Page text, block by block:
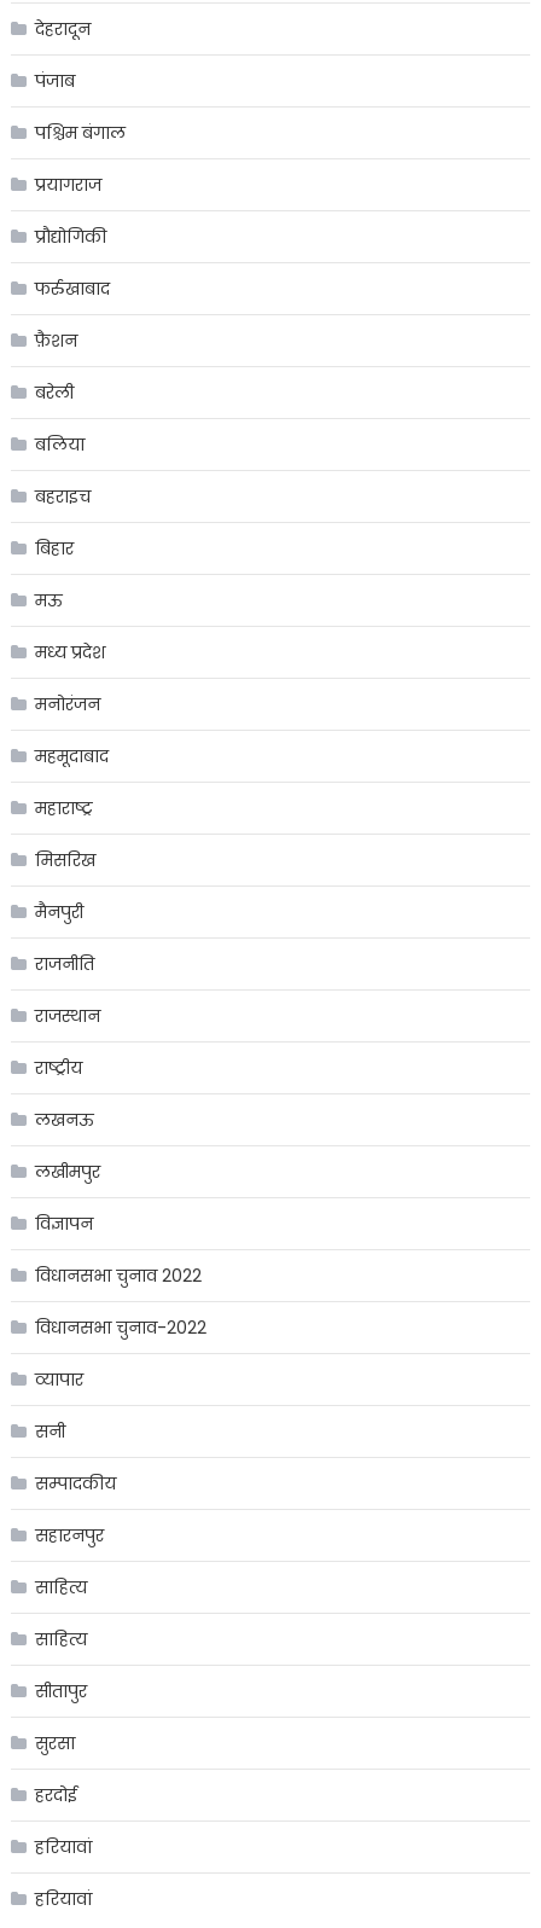
देहरादून
पंजाब
पश्चिम बंगाल
प्रयागराज
प्रौद्योगिकी
फर्रुखाबाद
फ़ैशन
बरेली
बलिया
बहराइच
बिहार
मऊ
मध्य प्रदेश
मनोरंजन
महमूदाबाद
महाराष्ट्र
मिसरिख
मैनपुरी
राजनीति
राजस्थान
राष्ट्रीय
लखनऊ
लखीमपुर
विज्ञापन
विधानसभा चुनाव 2022
विधानसभा चुनाव-2022
व्यापार
सनी
सम्पादकीय
सहारनपुर
साहित्य
साहित्य
सीतापुर
सुरसा
हरदोई
हरियावां
हरियावां